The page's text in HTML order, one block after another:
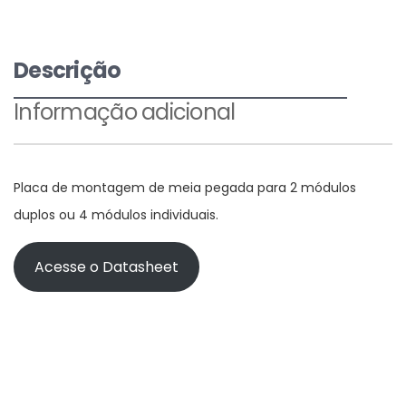
Descrição
Informação adicional
Placa de montagem de meia pegada para 2 módulos
duplos ou 4 módulos individuais.
Acesse o Datasheet